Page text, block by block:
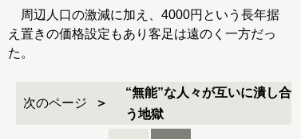
周辺人口の激減に加え、4000円という長年据
え置きの価格設定もあり客足は遠のく一方だっ
た。
次のページ
“無能”な人々が互いに潰し合
う地獄